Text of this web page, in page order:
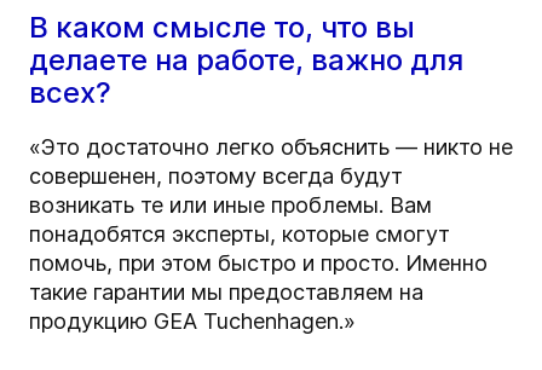
В каком смысле то, что вы
делаете на работе, важно для
всех?
«Это достаточно легко объяснить — никто не
совершенен, поэтому всегда будут
возникать те или иные проблемы. Вам
понадобятся эксперты, которые смогут
помочь, при этом быстро и просто. Именно
такие гарантии мы предоставляем на
продукцию GEA Tuchenhagen.»